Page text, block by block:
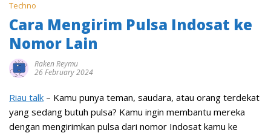
Techno
Cara Mengirim Pulsa Indosat ke
Nomor Lain
Raken Reymu
26 February 2024
Riau talk – Kamu punya teman, saudara, atau orang terdekat
yang sedang butuh pulsa? Kamu ingin membantu mereka
dengan mengirimkan pulsa dari nomor Indosat kamu ke